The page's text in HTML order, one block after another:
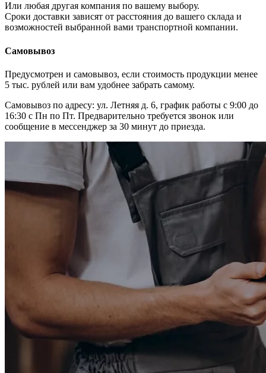
Или любая другая компания по вашему выбору.
Сроки доставки зависят от расстояния до вашего склада и
возможностей выбранной вами транспортной компании.
Самовывоз
Предусмотрен и самовывоз, если стоимость продукции менее
5 тыс. рублей или вам удобнее забрать самому.
Самовывоз по адресу: ул. Летняя д. 6, график работы с 9:00 до
16:30 с Пн по Пт. Предварительно требуется звонок или
сообщение в мессенджер за 30 минут до приезда.